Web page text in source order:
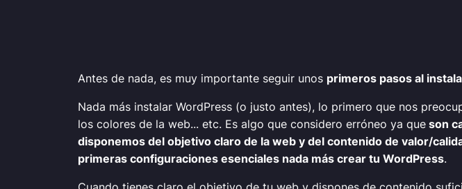
Antes de nada, es muy importante seguir unos primeros pasos al
Nada más instalar WordPress (o justo antes), lo primero que nos
los colores de la web... etc. Es algo que considero erróneo ya que son
disponemos del objetivo claro de la web y del contenido de valor/
primeras configuraciones esenciales nada más crear tu WordPress.